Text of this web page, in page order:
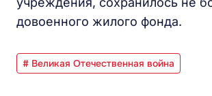
довоенного жилого фонда.
# Великая Отечественная война